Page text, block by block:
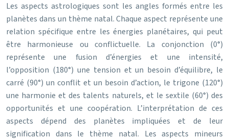
Les aspects astrologiques sont les angles formés entre les
planètes dans un thème natal. Chaque aspect représente une
relation spécifique entre les énergies planétaires, qui peut
être harmonieuse ou conflictuelle. La conjonction (0°)
représente une fusion d’énergies et une intensité,
l’opposition (180°) une tension et un besoin d’équilibre, le
carré (90°) un conflit et un besoin d’action, le trigone (120°)
une harmonie et des talents naturels, et le sextile (60°) des
opportunités et une coopération. L’interprétation de ces
aspects dépend des planètes impliquées et de leur
signification dans le thème natal. Les aspects mineurs